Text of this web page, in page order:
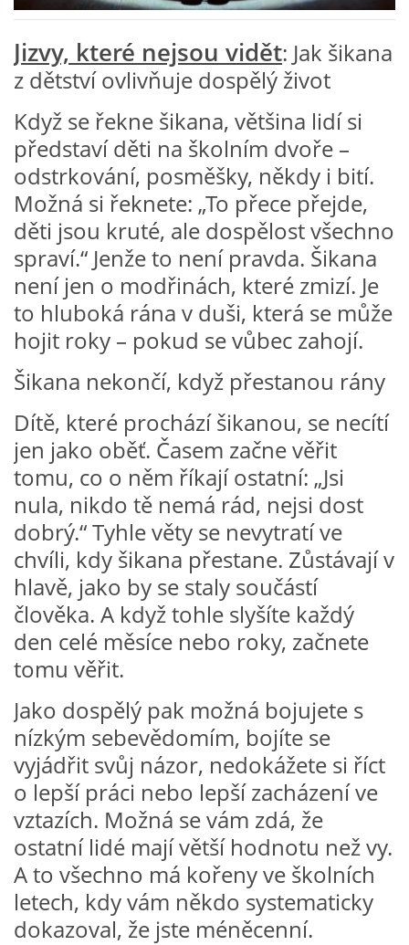
VZDĚLÁVACÍ BLOK ŘÍJEN
VZDĚLÁVACÍ BLOK LISTOPAD
VZDĚLÁVACÍ BLOK PROSINEC
VZDĚLÁVACÍ BLOK LEDEN
VZDĚLÁVACÍ BLOK ÚNOR
VZDĚLÁVACÍ BLOK BŘEZEN
VZDĚLÁVACÍ BLOK DUBEN
VÝTVARNÉ TECHNIKY
VÝTVARNÉ POMŮCKY
VÝTVARNÉ AKTIVITY - JARO
VÝTVARNÉ AKTIVITY - LÉTO
VÝTVARNÉ AKTIVITY - PODZIM
VÝTVARNÉ AKTIVITY - ZIMA
CHARAKTERISTIKA ROČNÍCH OBDOBÍ
HÁDANKY K TÉMATU JARO, LÉTO, PODZIM,ZIMA
PÍSNĚ K TÉMATU JARO
Jizvy, které nejsou vidět: Jak šikana
z dětství ovlivňuje dospělý život
Když se řekne šikana, většina lidí si
představí děti na školním dvoře –
odstrkování, posměšky, někdy i bití.
Možná si řeknete: „To přece přejde,
děti jsou kruté, ale dospělost všechno
spraví.“ Jenže to není pravda. Šikana
není jen o modřinách, které zmizí. Je
to hluboká rána v duši, která se může
hojit roky – pokud se vůbec zahojí.
Šikana nekončí, když přestanou rány
Dítě, které prochází šikanou, se necítí
jen jako oběť. Časem začne věřit
tomu, co o něm říkají ostatní: „Jsi
nula, nikdo tě nemá rád, nejsi dost
dobrý.“ Tyhle věty se nevytratí ve
chvíli, kdy šikana přestane. Zůstávají v
hlavě, jako by se staly součástí
člověka. A když tohle slyšíte každý
den celé měsíce nebo roky, začnete
tomu věřit.
Jako dospělý pak možná bojujete s
nízkým sebevědomím, bojíte se
vyjádřit svůj názor, nedokážete si říct
o lepší práci nebo lepší zacházení ve
vztazích. Možná se vám zdá, že
ostatní lidé mají větší hodnotu než vy.
A to všechno má kořeny ve školních
letech, kdy vám někdo systematicky
dokazoval, že jste méněcenní.